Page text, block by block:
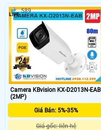
Camera KBvision KX-D2013N-EAB
(2MP)
Giá Bán: 5%-35%
Giá gốc: liên hệ
589